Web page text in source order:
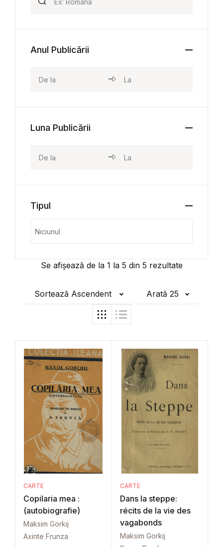
Se afișează de la 1 la 5 din 5 rezultate
Sortează Ascendent Arată 25
CARTE
Copilaria mea :
(autobiografie)
Maksim Gorkij
Axinte Frunza
CARTE
Dans la steppe:
récits de la vie des
vagabonds
Maksim Gorkij
Anul Publicării
Luna Publicării
Tipul